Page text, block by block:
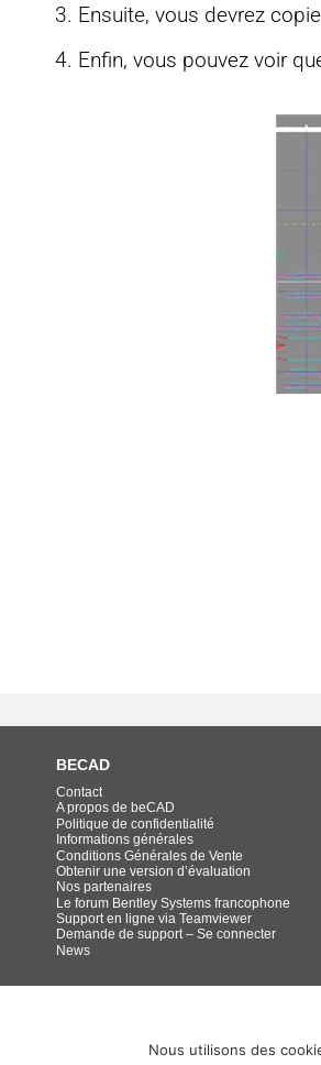
3. Ensuite, vous devrez
4. Enfin, vous pouvez voir
BECAD
Contact
A propos de beCAD
Politique de confidentialité
Informations générales
Conditions Générales de Vente
Obtenir une version d’évaluation
Nos partenaires
Le forum Bentley Systems francophone
Support en ligne via Teamviewer
Demande de support – Se connecter
News
Nous utilisons des